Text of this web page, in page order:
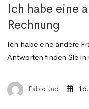
Ich habe eine
Rechnung
Ich habe eine andere
Antworten finden Sie
Fabio Jud